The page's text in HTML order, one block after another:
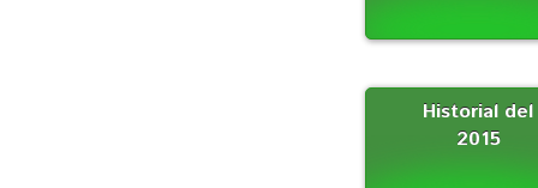
Historial del
2015